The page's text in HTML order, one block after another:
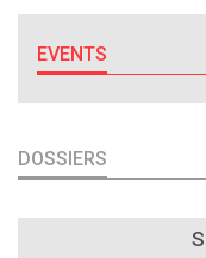
EVENTS
DOSSIERS